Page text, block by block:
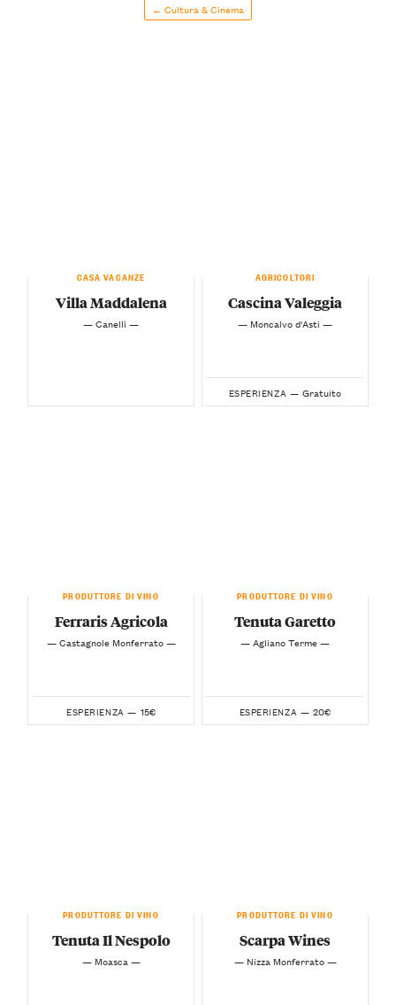
← Cultura & Cinema
CASA VACANZE
Villa Maddalena
— Canelli —
AGRICOLTORI
Cascina Valeggia
— Moncalvo d'Asti —
ESPERIENZA — Gratuito
PRODUTTORE DI VINO
Ferraris Agricola
— Castagnole Monferrato —
ESPERIENZA — 15€
PRODUTTORE DI VINO
Tenuta Garetto
— Agliano Terme —
ESPERIENZA — 20€
PRODUTTORE DI VINO
Tenuta Il Nespolo
— Moasca —
PRODUTTORE DI VINO
Scarpa Wines
— Nizza Monferrato —